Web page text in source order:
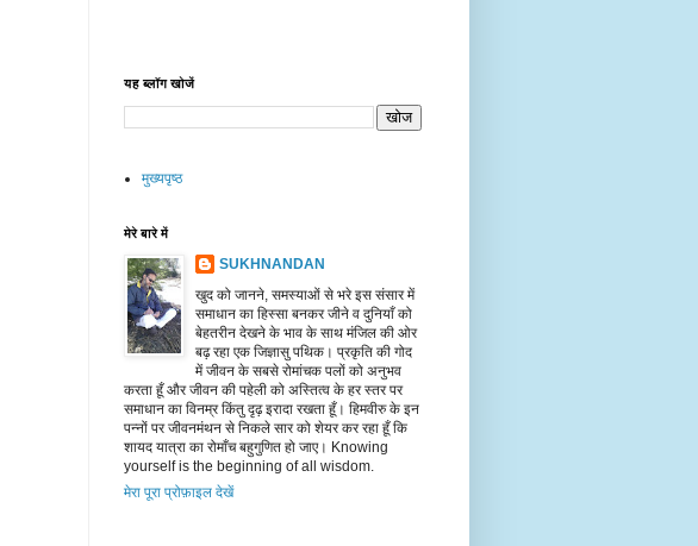
यह ब्लॉग खोजें
मुख्यपृष्ठ
मेरे बारे में
SUKHNANDAN
खुद को जानने, समस्याओं से भरे इस संसार में
समाधान का हिस्सा बनकर जीने व दुनियाँ को
बेहतरीन देखने के भाव के साथ मंजिल की ओर
बढ़ रहा एक जिज्ञासु पथिक। प्रकृति की गोद
में जीवन के सबसे रोमांचक पलों को अनुभव
करता हूँ और जीवन की पहेली को अस्तित्व के हर स्तर पर
समाधान का विनम्र किंतु दृढ़ इरादा रखता हूँ। हिमवीरु के इन
पन्नों पर जीवनमंथन से निकले सार को शेयर कर रहा हूँ कि
शायद यात्रा का रोमाँच बहुगुणित हो जाए। Knowing
yourself is the beginning of all wisdom.
मेरा पूरा प्रोफ़ाइल देखें